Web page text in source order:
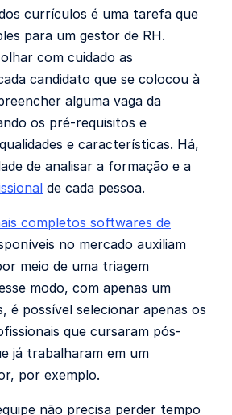
currículos é uma tarefa que
para um gestor de RH.
com cuidado as
candidato que se colocou à
alguma vaga da
os pré-requisitos e
e características. Há,
de analisar a formação e a
de cada pessoa.
completos softwares de
no mercado auxiliam
meio de uma triagem
modo, com apenas um
é possível selecionar apenas os
que cursaram pós-
já trabalharam em um
por exemplo.
não precisa perder tempo